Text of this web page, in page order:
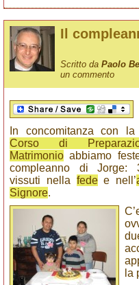
Il
Scritto da Paolo
un commento
In concomitanza con
Corso di
Matrimonio abbiamo
compleanno di Jorge:
vissuti nella fedee nell’
Signore.
la